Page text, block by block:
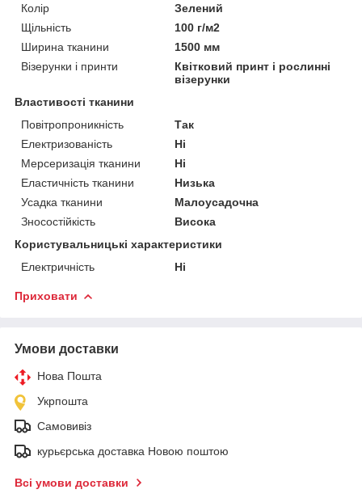
Колір
Зелений
Щільність
100 г/м2
Ширина тканини
1500 мм
Візерунки і принти
Квітковий принт і рослинні
візерунки
Властивості тканини
Повітропроникність
Так
Електризованість
Ні
Мерсеризація тканини
Ні
Еластичність тканини
Низька
Усадка тканини
Малоусадочна
Зносостійкість
Висока
Користувальницькі характеристики
Електричність
Ні
Приховати
Умови доставки
Нова Пошта
Укрпошта
Самовивіз
курьєрська доставка Новою поштою
Всі умови доставки